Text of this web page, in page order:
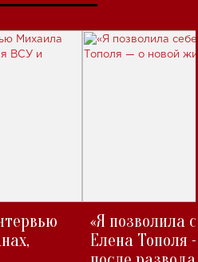
«Я позволила
Елена Тополя